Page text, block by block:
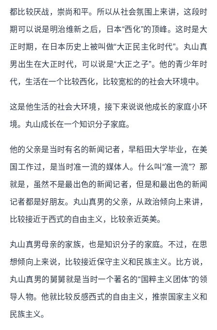
都比较厌战，崇尚和平。所以从社会氛围上来讲，这段时
期可以说是明治维新之后，日本“西化”的顶峰。这时是大
正时期，在日本历史上被叫做“大正民主化时代”。丸山真
男出生在大正时代，可以说是“大正之子”。他的青少年时
代，生活在一个比较西化，比较宽松的的社会大环境中。
这是他生活的社会大环境，接下来说说他成长的家庭小环
境。丸山成长在一个知识分子家庭。
他的父亲是当时有名的新闻记者，早稻田大学毕业，在美
国工作过，是当时准一流的媒体人。什么叫“准一流”？那
就是，虽然不是最出色的新闻记者，但是和最出色的新闻
记者都是好朋友。丸山真男的父亲，从政治倾向上来讲，
比较接近于西式的自由主义，比较亲近英美。
丸山真男母亲的家族，也是知识分子的家庭。不过，在思
想倾向上来说，比较接近保守主义和民族主义。比方说，
丸山真男的舅舅就是当时一个著名的“国粹主义团体”的领
导人物。他就比较反感西式的自由主义，推崇国家主义和
民族主义。